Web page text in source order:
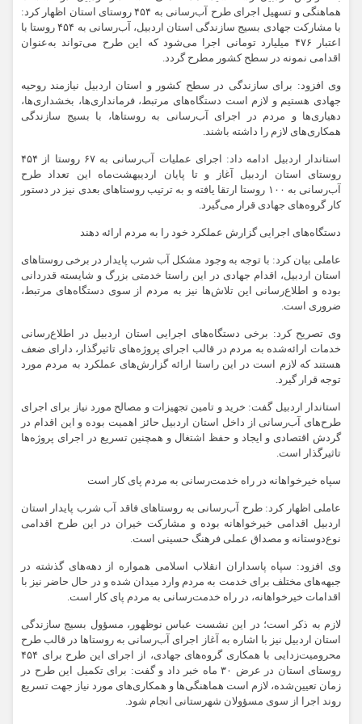
هماهنگی و تسهیل اجرای طرح آب‌رسانی به ۴۵۴ روستای استان اظهار کرد:
با مشارکت جهادی بسیج سازندگی استان اردبیل، آب‌رسانی به ۴۵۴ روستا با
اعتبار ۴۷۶ میلیارد تومانی اجرا می‌شود که این طرح می‌تواند به‌عنوان
اقدامی نمونه در سطح کشور مطرح گردد.
وی افزود: برای سازندگی در سطح کشور و استان اردبیل نیازمند روحیه
جهادی هستیم و لازم است دستگاه‌های مرتبط‌، فرمانداری‌ها، بخشداری‌ها،
دهیاری‌ها و مردم در اجرای آب‌رسانی به روستاها، با بسیج سازندگی
همکاری‌های لازم را داشته باشند.
استاندار اردبیل ادامه داد: اجرای عملیات آب‌رسانی به ۶۷ روستا از ۴۵۴
روستای استان اردبیل آغاز و تا پایان اردیبهشت‌ماه این تعداد طرح
آب‌رسانی به ۱۰۰ روستا ارتقا یافته و به ترتیب روستاهای بعدی نیز در دستور
کار گروه‌های جهادی قرار می‌گیرد.
دستگاه‌های اجرایی گزارش عملکرد خود را به مردم ارائه‌ دهند
عاملی بیان کرد: با توجه به وجود مشکل آب شرب پایدار در برخی روستاهای
استان اردبیل، اقدام جهادی در این راستا خدمتی بزرگ و شایسته قدردانی
بوده و اطلاع‌رسانی این تلاش‌ها نیز به مردم از سوی دستگاه‌های مرتبط،
ضروری است.
وی تصریح کرد: برخی دستگاه‌های اجرایی استان اردبیل در اطلاع‌رسانی
خدمات ارائه‌شده به مردم در قالب اجرای پروژه‌های تاثیرگذار، دارای ضعف
هستند که لازم است در این راستا ارائه گزارش‌های عملکرد به مردم مورد
توجه قرار گیرد.
استاندار اردبیل گفت: خرید و تامین تجهیزات و مصالح مورد نیاز برای اجرای
طرح‌های آب‌رسانی از داخل استان اردبیل حائز اهمیت بوده و این اقدام در
گردش اقتصادی و ایجاد و حفظ اشتغال و همچنین تسریع در اجرای پروژه‌ها
تاثیرگذار است.
سپاه خیرخواهانه در راه خدمت‌رسانی به مردم پای کار است
عاملی اظهار کرد: طرح آب‌رسانی به روستاهای فاقد آب شرب پایدار استان
اردبیل اقدامی خیرخواهانه بوده و مشارکت خیران در این طرح اقدامی
نوع‌دوستانه و مصداق عملی فرهنگ حسینی است.
وی افزود: سپاه پاسداران انقلاب اسلامی همواره از دهه‌های گذشته در
جبهه‌های مختلف برای خدمت به مردم وارد میدان شده و در حال حاضر نیز با
اقدامات خیرخواهانه، در راه خدمت‌رسانی به مردم پای کار است.
لازم به ذکر است؛ در این نشست عباس نوظهور، مسؤول بسیج سازندگی
استان اردبیل نیز با اشاره به آغاز اجرای آب‌رسانی به روستاها در قالب طرح
محرومیت‌زدایی با همکاری گروه‌های جهادی، از اجرای این طرح برای ۴۵۴
روستای استان در عرض ۳۰ ماه خبر داد و گفت: برای تکمیل این طرح در
زمان تعیین‌شده، لازم است هماهنگی‌ها و همکاری‌های مورد نیاز جهت تسریع
روند اجرا از سوی مسؤولان شهرستانی انجام شود.